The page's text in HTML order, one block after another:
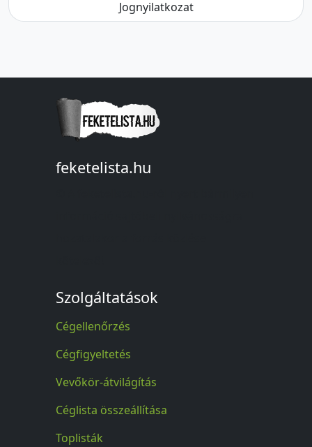
Jognyilatkozat
feketelista.hu
Szolgáltatások
Cégellenőrzés
Cégfigyeltetés
Vevőkör-átvilágítás
Céglista összeállítása
Toplisták